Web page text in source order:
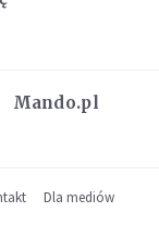
Mando.pl
Dla mediów